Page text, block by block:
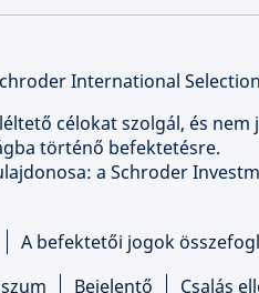
International
célokat szolgál, és
történő befektetésre.
a Schroder
A befektetői jogok
Bejelentő Csalás